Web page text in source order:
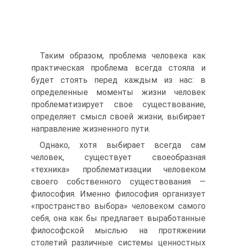
Таким образом, проблема человека как
практическая проблема всегда стояла и
будет стоять перед каждым из нас: в
определенные моменты жизни человек
проблематизирует свое существование,
определяет смысл своей жизни, выбирает
направление жизненного пути.
Однако, хотя выбирает всегда сам
человек, существует своеобразная
«техника» проблематизации человеком
своего собственного существования —
философия. Именно философия организует
«пространство выбора» человеком самого
себя, она как бы предлагает выработанные
философской мыслью на протяжении
столетий различные системы ценностных